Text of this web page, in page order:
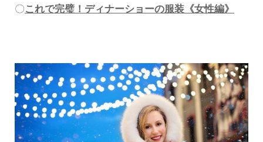
〇これで完璧！ディナーショーの服装《女性編》